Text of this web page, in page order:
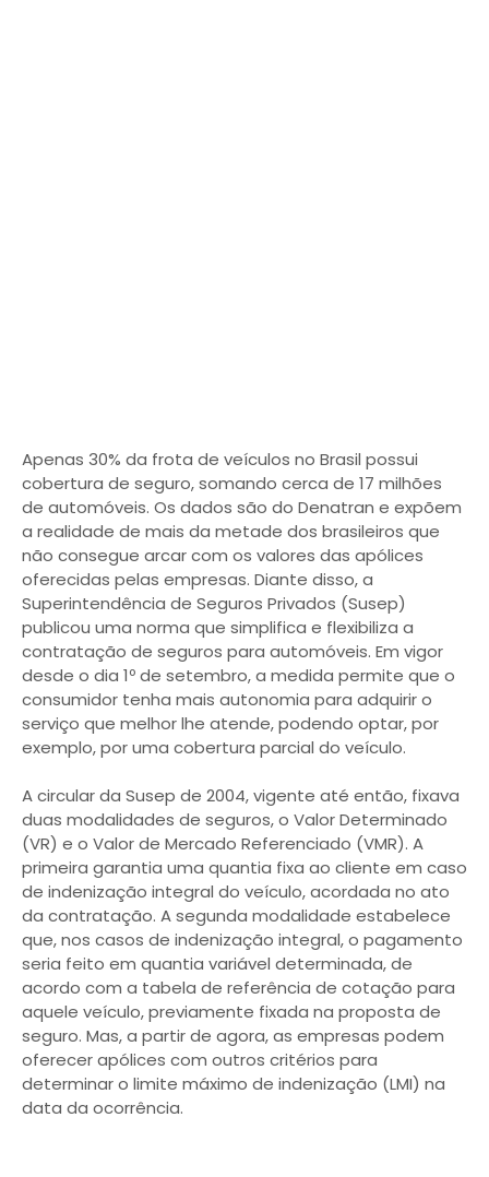
Apenas 30% da frota de veículos no Brasil possui
cobertura de seguro, somando cerca de 17 milhões
de automóveis. Os dados são do Denatran e expõem
a realidade de mais da metade dos brasileiros que
não consegue arcar com os valores das apólices
oferecidas pelas empresas. Diante disso, a
Superintendência de Seguros Privados (Susep)
publicou uma norma que simplifica e flexibiliza a
contratação de seguros para automóveis. Em vigor
desde o dia 1º de setembro, a medida permite que o
consumidor tenha mais autonomia para adquirir o
serviço que melhor lhe atende, podendo optar, por
exemplo, por uma cobertura parcial do veículo.
A circular da Susep de 2004, vigente até então, fixava
duas modalidades de seguros, o Valor Determinado
(VR) e o Valor de Mercado Referenciado (VMR). A
primeira garantia uma quantia fixa ao cliente em caso
de indenização integral do veículo, acordada no ato
da contratação. A segunda modalidade estabelece
que, nos casos de indenização integral, o pagamento
seria feito em quantia variável determinada, de
acordo com a tabela de referência de cotação para
aquele veículo, previamente fixada na proposta de
seguro. Mas, a partir de agora, as empresas podem
oferecer apólices com outros critérios para
determinar o limite máximo de indenização (LMI) na
data da ocorrência.